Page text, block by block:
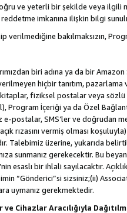
ve yeterli bir şekilde veya ilgili
imkanına ilişkin bilgi
verilmediğine bakılmaksızın,
biri adına ya da bir
hiçbir tanıtım,
fiziksel postalar veya sözlü
Program İçeriği ya da Özel
postalar, SMS’ler ve doğrudan
rızasını vermiş olması
Talebimiz üzerine, yukarıda
sunmanız gerekecektir. Bu
esaslı bir ihlali sayılacaktır.
“Gönderici”si sizsiniz;(ii)
uymanız gerekmektedir.
Cihazlar Aracılığıyla